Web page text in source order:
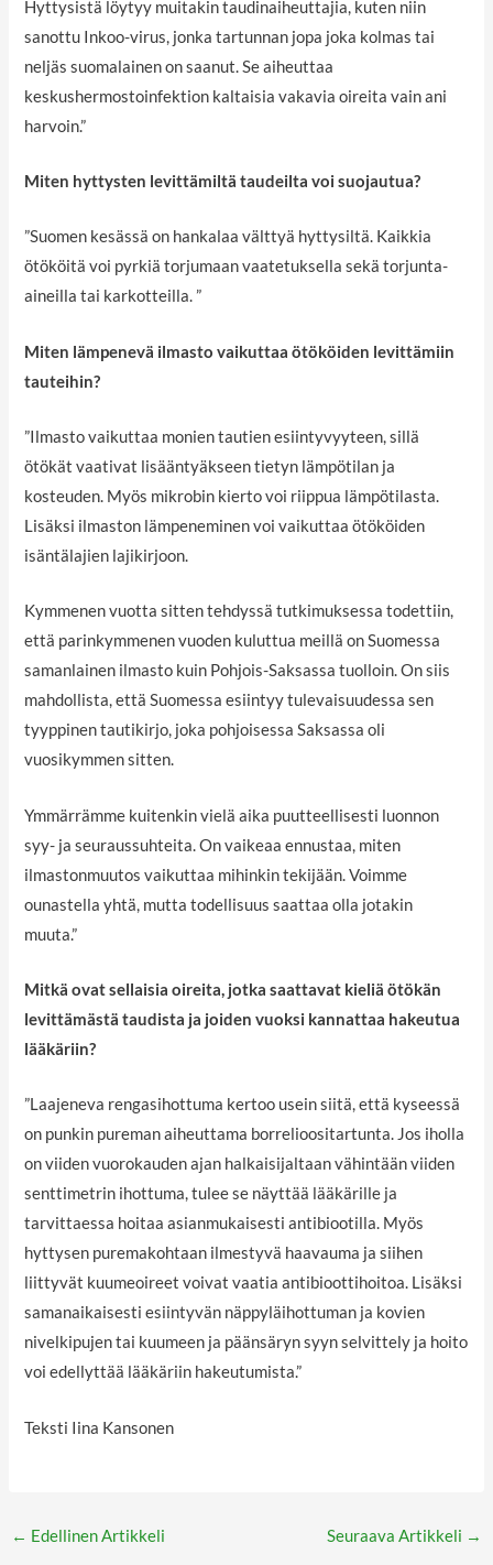
Hyttysistä löytyy muitakin taudinaiheuttajia, kuten niin
sanottu Inkoo-virus, jonka tartunnan jopa joka kolmas tai
neljäs suomalainen on saanut. Se aiheuttaa
keskushermostoinfektion kaltaisia vakavia oireita vain ani
harvoin.”
Miten hyttysten levittämiltä taudeilta voi suojautua?
”Suomen kesässä on hankalaa välttyä hyttysiltä. Kaikkia
ötököitä voi pyrkiä torjumaan vaatetuksella sekä torjunta-
aineilla tai karkotteilla. ”
Miten lämpenevä ilmasto vaikuttaa ötököiden levittämiin
tauteihin?
”Ilmasto vaikuttaa monien tautien esiintyvyyteen, sillä
ötökät vaativat lisääntyäkseen tietyn lämpötilan ja
kosteuden. Myös mikrobin kierto voi riippua lämpötilasta.
Lisäksi ilmaston lämpeneminen voi vaikuttaa ötököiden
isäntälajien lajikirjoon.
Kymmenen vuotta sitten tehdyssä tutkimuksessa todettiin,
että parinkymmenen vuoden kuluttua meillä on Suomessa
samanlainen ilmasto kuin Pohjois-Saksassa tuolloin. On siis
mahdollista, että Suomessa esiintyy tulevaisuudessa sen
tyyppinen tautikirjo, joka pohjoisessa Saksassa oli
vuosikymmen sitten.
Ymmärrämme kuitenkin vielä aika puutteellisesti luonnon
syy- ja seuraussuhteita. On vaikeaa ennustaa, miten
ilmastonmuutos vaikuttaa mihinkin tekijään. Voimme
ounastella yhtä, mutta todellisuus saattaa olla jotakin
muuta.”
Mitkä ovat sellaisia oireita, jotka saattavat kieliä ötökän
levittämästä taudista ja joiden vuoksi kannattaa hakeutua
lääkäriin?
”Laajeneva rengasihottuma kertoo usein siitä, että kyseessä
on punkin pureman aiheuttama borrelioositartunta. Jos iholla
on viiden vuorokauden ajan halkaisijaltaan vähintään viiden
senttimetrin ihottuma, tulee se näyttää lääkärille ja
tarvittaessa hoitaa asianmukaisesti antibiootilla. Myös
hyttysen puremakohtaan ilmestyvä haavauma ja siihen
liittyvät kuumeoireet voivat vaatia antibioottihoitoa. Lisäksi
samanaikaisesti esiintyvän näppyläihottuman ja kovien
nivelkipujen tai kuumeen ja päänsäryn syyn selvittely ja hoito
voi edellyttää lääkäriin hakeutumista.”
Teksti Iina Kansonen
← Edellinen Artikkeli Seuraava Artikkeli →